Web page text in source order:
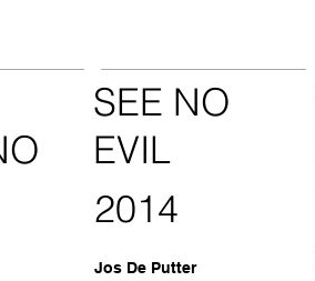
SEE NO
EVIL
2014
Jos De Putter